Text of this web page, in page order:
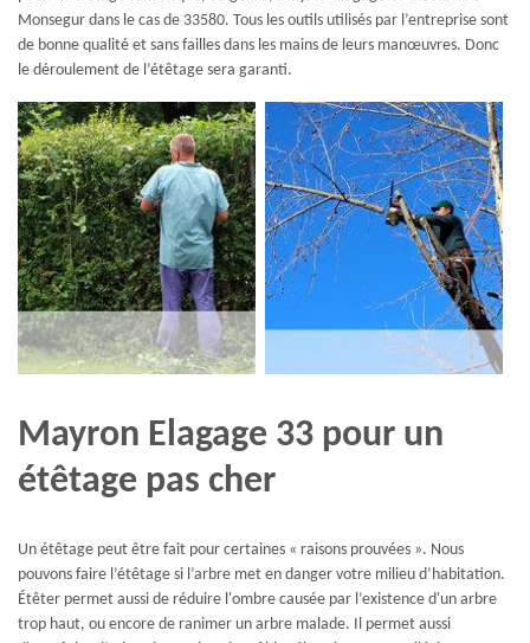
Monsegur dans le cas de 33580. Tous les outils utilisés par l’entreprise sont
de bonne qualité et sans failles dans les mains de leurs manœuvres. Donc
le déroulement de l’étêtage sera garanti.
Mayron Elagage 33 pour un
étêtage pas cher
Un étêtage peut être fait pour certaines « raisons prouvées ». Nous
pouvons faire l’étêtage si l’arbre met en danger votre milieu d’habitation.
Étêter permet aussi de réduire l'ombre causée par l’existence d'un arbre
trop haut, ou encore de ranimer un arbre malade. Il permet aussi